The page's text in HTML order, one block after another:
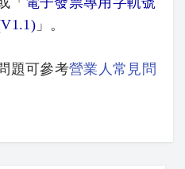
」。
題可參考營業人常見問